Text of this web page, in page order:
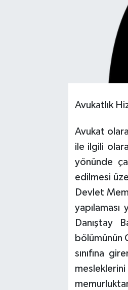
Avukatlık
Avukat
ile ilgili
yönünde
edilmesi
Devlet
Danıştay
bölümünün
sınıfına